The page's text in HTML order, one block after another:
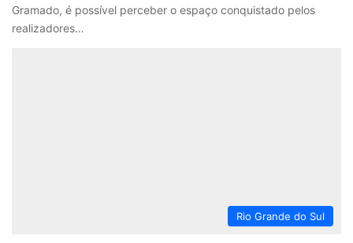
Gramado, é possível perceber o espaço conquistado pelos
realizadores…
Rio Grande do Sul